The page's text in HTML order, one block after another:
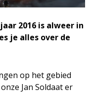
2016 is alweer in
je alles over de
op het gebied
Jan Soldaat er